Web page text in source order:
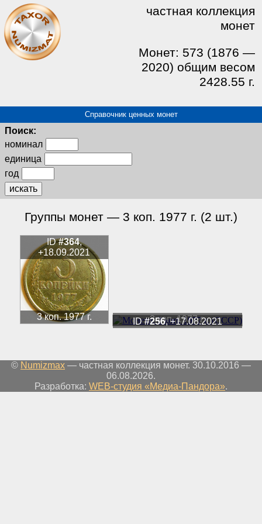
частная коллекция
монет
Монет: 573 (1876 —
2020) общим весом
2428.55 г.
Справочник ценных монет
Поиск:
номинал
единица
год
искать
Группы монет — 3 коп. 1977 г. (2 шт.)
3 коп. 1977 г.
ID#364,
+18.09.2021
3 коп. 1977 г.
ID#256, +17.08.2021
© Numizmax — частная коллекция монет. 30.10.2016 —
06.08.2026.
Разработка: WEB-студия «Медиа-Пандора».